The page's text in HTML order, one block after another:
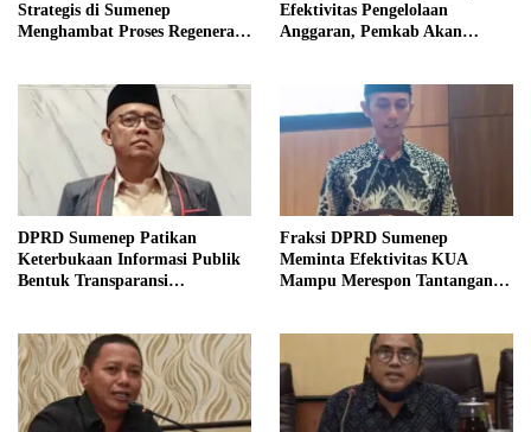
Strategis di Sumenep
Menghambat Proses Regenerasi
Efektivitas Pengelolaan
Anggaran, Pemkab Akan
DPRD Sumenep Patikan
Keterbukaan Informasi Publik
Bentuk Transparansi
Fraksi DPRD Sumenep
Meminta Efektivitas KUA
Mampu Merespon Tantangan